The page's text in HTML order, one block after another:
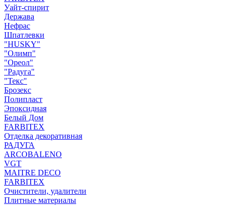
Уайт-спирит
Держава
Нефрас
Шпатлевки
"HUSKY"
"Олимп"
"Ореол"
"Радуга"
"Текс"
Брозекс
Полипласт
Эпоксидная
Белый Дом
FARBITEX
Отделка декоративная
РАДУГА
ARCOBALENO
VGT
MAITRE DECO
FARBITEX
Очистители, удалители
Плитные материалы